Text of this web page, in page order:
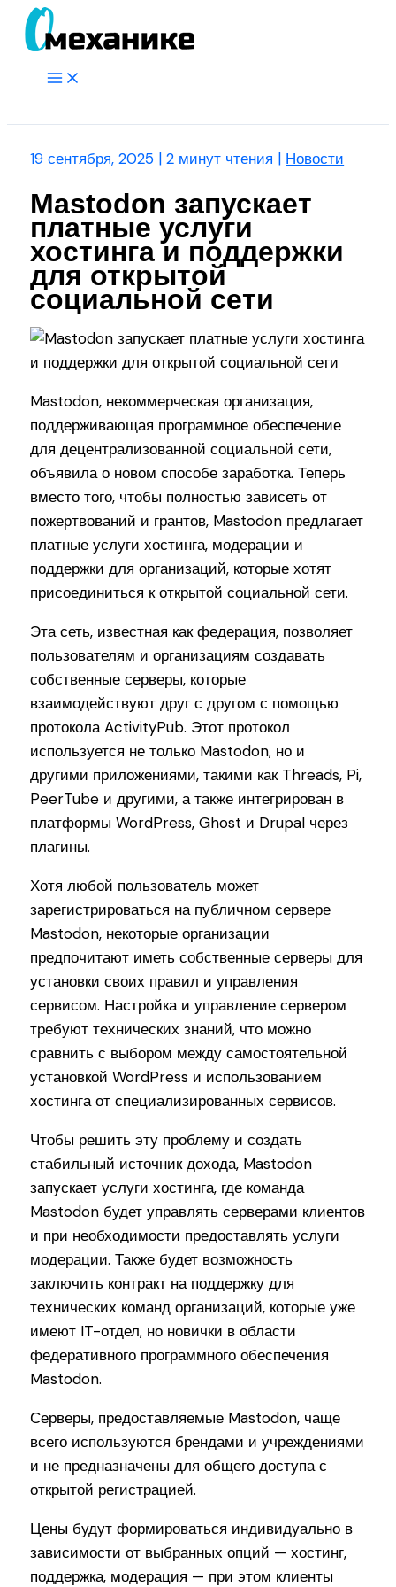
Перейти
Main
19 сентября, 2025 |2 минут чтения | Новости
Mastodon запускает
платные услуги
хостинга и поддержки
для открытой
социальной сети
Mastodon, некоммерческая организация,
поддерживающая программное обеспечение
для децентрализованной социальной сети,
объявила о новом способе заработка. Теперь
вместо того, чтобы полностью зависеть от
пожертвований и грантов, Mastodon предлагает
платные услуги хостинга, модерации и
поддержки для организаций, которые хотят
присоединиться к открытой социальной сети.
Эта сеть, известная как федерация, позволяет
пользователям и организациям создавать
собственные серверы, которые
взаимодействуют друг с другом с помощью
протокола ActivityPub. Этот протокол
используется не только Mastodon, но и
другими приложениями, такими как Threads, Pi,
PeerTube и другими, а также интегрирован в
платформы WordPress, Ghost и Drupal через
плагины.
Хотя любой пользователь может
зарегистрироваться на публичном сервере
Mastodon, некоторые организации
предпочитают иметь собственные серверы для
установки своих правил и управления
сервисом. Настройка и управление сервером
требуют технических знаний, что можно
сравнить с выбором между самостоятельной
установкой WordPress и использованием
хостинга от специализированных сервисов.
Чтобы решить эту проблему и создать
стабильный источник дохода, Mastodon
запускает услуги хостинга, где команда
Mastodon будет управлять серверами клиентов
и при необходимости предоставлять услуги
модерации. Также будет возможность
заключить контракт на поддержку для
технических команд организаций, которые уже
имеют IT-отдел, но новички в области
федеративного программного обеспечения
Mastodon.
Серверы, предоставляемые Mastodon, чаще
всего используются брендами и учреждениями
и не предназначены для общего доступа с
открытой регистрацией.
Цены будут формироваться индивидуально в
зависимости от выбранных опций — хостинг,
поддержка, модерация — при этом клиенты